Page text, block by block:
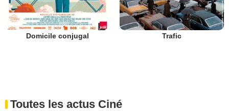
Domicile conjugal Trafic
Toutes les actus Ciné